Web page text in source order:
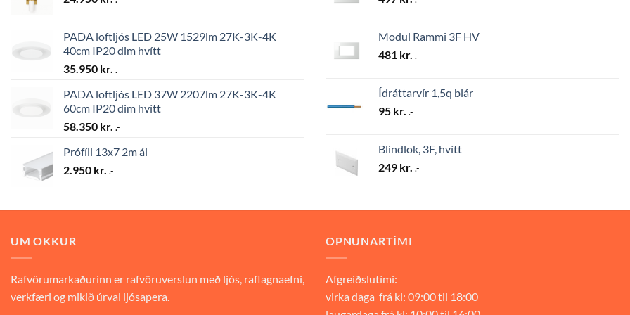
PADA loftljós LED 25W 1529lm 27K-3K-4K
40cm IP20 dim hvítt
35.950 kr. .-
PADA loftljós LED 37W 2207lm 27K-3K-4K
60cm IP20 dim hvítt
58.350 kr. .-
Prófíll 13x7 2m ál
2.950 kr. .-
Modul Rammi 3F HV
481 kr. .-
Ídráttarvír 1,5q blár
95 kr. .-
Blindlok, 3F, hvítt
249 kr. .-
UM OKKUR
Rafvörumarkaðurinn er rafvöruverslun með ljós, raflagnaefni,
verkfæri og mikið úrval ljósapera.
OPNUNARTÍMI
Afgreiðslutími:
virka daga frá kl: 09:00 til 18:00